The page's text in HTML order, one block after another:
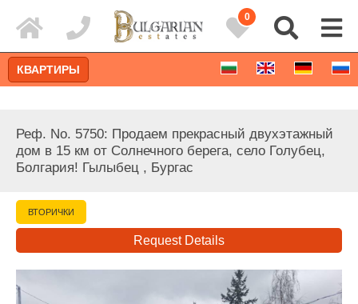
0
Расширенный поиск
КВАРТИРЫ
Реф. No. 5750: Продаем прекрасный двухэтажный
дом в 15 км от Солнечного берега, село Голубец,
Болгария! Гылыбец , Бургас
ВТОРИЧКИ
Request Details